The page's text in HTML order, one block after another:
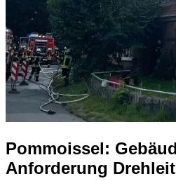
Pommoissel:
Anforderung